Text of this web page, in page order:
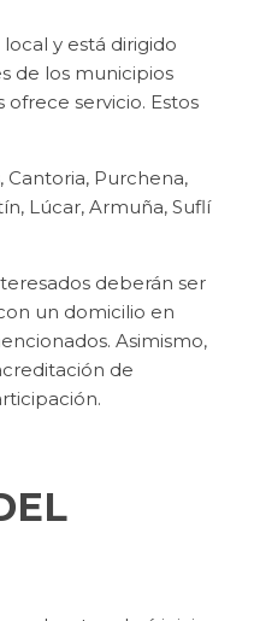
y está dirigido
de los municipios
servicio. Estos
Cantoria, Purchena,
Lúcar, Armuña, Suflí
deberán ser
un domicilio en
Asimismo,
de